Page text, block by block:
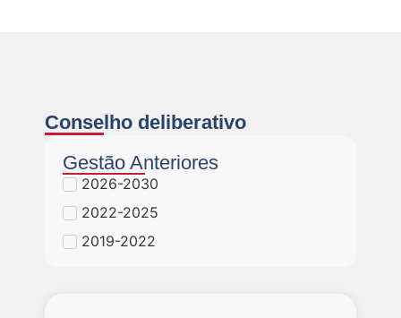
Conselho deliberativo
Gestão Anteriores
2026-2030
2022-2025
2019-2022